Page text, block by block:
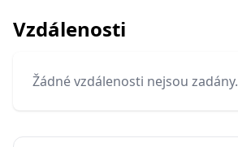
Vzdálenosti
Žádné vzdálenosti nejsou zadány.